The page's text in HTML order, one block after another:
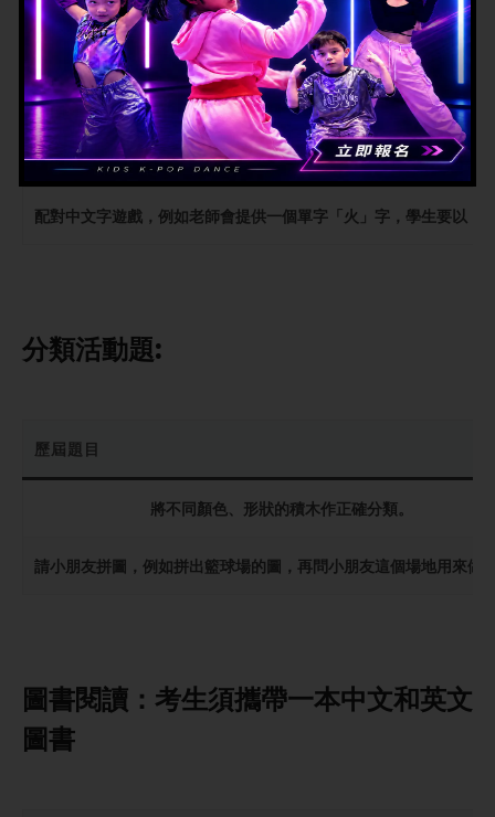
歷屆題目
在圖中找出除
在圖中圈出「人」字部首的字;英華校訓的「
配對中文字遊戲，例如老師會提供一個單字「火」字，學生要以
分類活動題:
歷屆題目
將不同顏色、形狀的積木作正確分類。
請小朋友拼圖，例如拼出籃球場的圖，再問小朋友這個場地用來做
圖書閱讀： 考生須攜帶一本中文和英文
圖書